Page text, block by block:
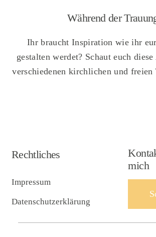
Während der
Ihr braucht Inspiration wie ihr
gestalten werdet? Schaut euch
verschiedenen kirchlichen und freien
Rechtliches
mich
Impressum
Datenschutzerklärung